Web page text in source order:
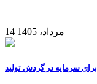
14 مرداد، 1405